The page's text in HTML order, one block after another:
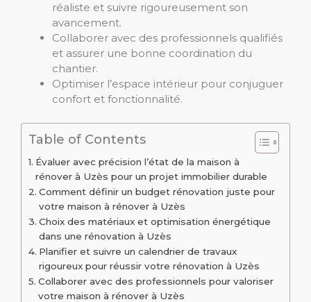
réaliste et suivre rigoureusement son
avancement.
Collaborer avec des professionnels qualifiés
et assurer une bonne coordination du
chantier.
Optimiser l’espace intérieur pour conjuguer
confort et fonctionnalité.
Table of Contents
Évaluer avec précision l’état de la maison à
rénover à Uzès pour un projet immobilier durable
Comment définir un budget rénovation juste pour
votre maison à rénover à Uzès
Choix des matériaux et optimisation énergétique
dans une rénovation à Uzès
Planifier et suivre un calendrier de travaux
rigoureux pour réussir votre rénovation à Uzès
Collaborer avec des professionnels pour valoriser
votre maison à rénover à Uzès